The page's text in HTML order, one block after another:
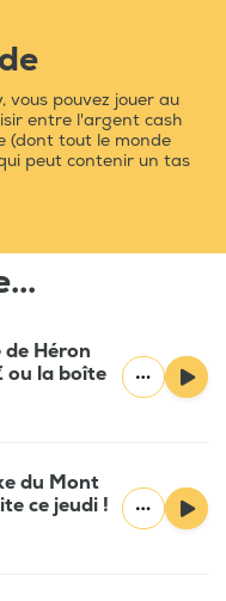
vous pouvez jouer au
entre l'argent cash
(dont tout le monde
peut contenir un tas
de Héron
ou la boîte
du Mont
ce jeudi !